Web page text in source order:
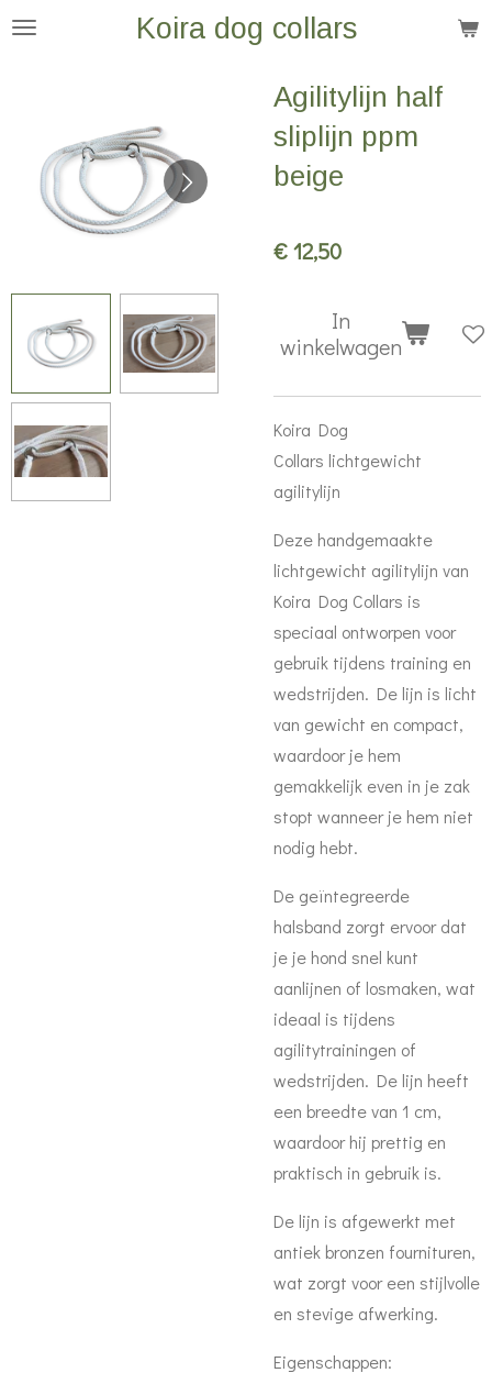
Ga
hoofdinhoud
Koira dog collars
Agilitylijn half
sliplijn ppm
beige
€ 12,50
In
winkelwagen
Koira Dog
Collars lichtgewicht
agilitylijn
Deze handgemaakte
lichtgewicht agilitylijn van
Koira Dog Collars is
speciaal ontworpen voor
gebruik tijdens training en
wedstrijden. De lijn is licht
van gewicht en compact,
waardoor je hem
gemakkelijk even in je zak
stopt wanneer je hem niet
nodig hebt.
De geïntegreerde
halsband zorgt ervoor dat
je je hond snel kunt
aanlijnen of losmaken, wat
ideaal is tijdens
agilitytrainingen of
wedstrijden. De lijn heeft
een breedte van 1 cm,
waardoor hij prettig en
praktisch in gebruik is.
De lijn is afgewerkt met
antiek bronzen fournituren,
wat zorgt voor een stijlvolle
en stevige afwerking.
Eigenschappen: